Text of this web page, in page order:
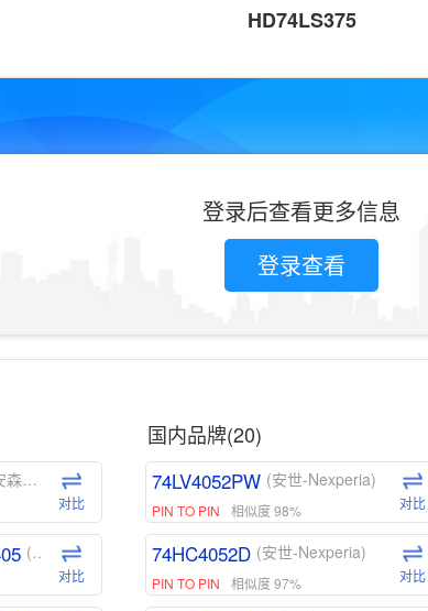
HD74LS375
登录后查看更多信息
登录查看
(安森美-ON)
对比
(东芝-Toshiba)
对比
国内品牌(20)
74LV4052PW (安世-Nexperia)
PIN TO PIN 相似度 98% 对比
74HC4052D (安世-Nexperia)
PIN TO PIN 相似度 97% 对比